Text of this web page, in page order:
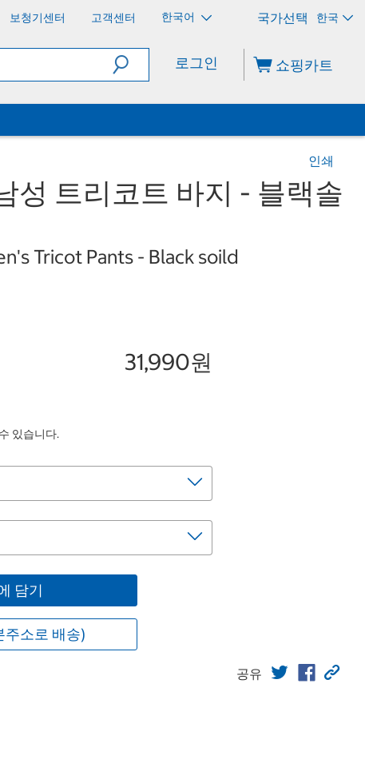
보청기센터 고객센터 한국어 한국
로그인 쇼핑카트
인쇄
성 트리코트 바지 - 블랙솔
Tricot Pants - Black soild
31,990원
있습니다.
담기
주소로 배송)
공유